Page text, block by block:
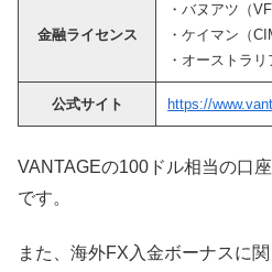
金融ライセンス
・バヌアツ（
・ケイマン（
・オーストラリ
公式サイト https://
VANTAGEの100ドル相当の口
です。
また、海外FX入金ボーナスに